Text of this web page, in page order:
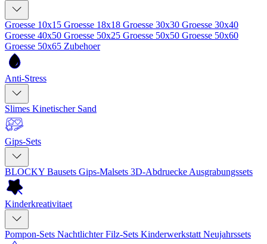
Groesse 10x15 Groesse 18x18 Groesse 30x30 Groesse 30x40
Groesse 40x50 Groesse 50x25 Groesse 50x50 Groesse 50x60
Groesse 50x65 Zubehoer
Anti-Stress
Slimes Kinetischer Sand
Gips-Sets
BLOCKY Bausets Gips-Malsets 3D-Abdruecke Ausgrabungssets
Kinderkreativitaet
Pompon-Sets NachtlichterFilz-Sets Kinderwerkstatt Neujahrssets